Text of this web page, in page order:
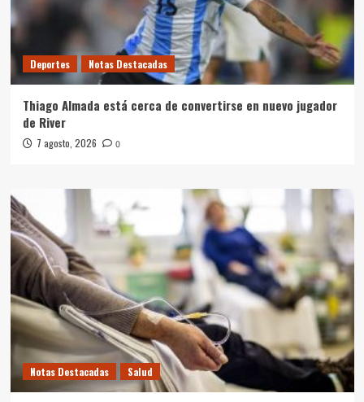
Deportes Notas Destacadas
Thiago Almada está cerca de convertirse en nuevo jugador
de River
7 agosto, 2026 0
Notas Destacadas Salud